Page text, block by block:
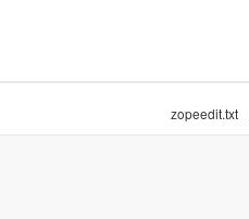
zopeedit.txt